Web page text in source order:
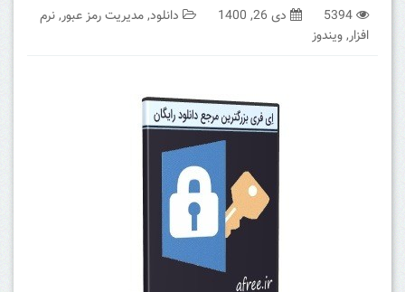
5394 دی 26, 1400 دانلود,مدیریت رمز عبور,نرم
افزار,ویندوز